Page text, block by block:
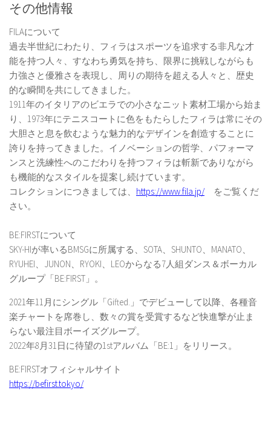
その他情報
FILAについて
過去半世紀にわたり、フィラはスポーツを追求する非凡な才
能を持つ人々、すなわち勇気を持ち、限界に挑戦しながらも
力強さと優雅さを表現し、周りの期待を超える人々と、歴史
的な瞬間を共にしてきました。
1911年のイタリアのビエラでの小さなニット素材工場から始ま
り、1973年にテニスコートに色をもたらしたフィラは常にその
大胆さと息を飲むような魅力的なデザインを創造することに
誇りを持ってきました。イノベーションの哲学、パフォーマ
ンスと洗練性へのこだわりを持つフィラは斬新でありながら
も機能的なスタイルを提案し続けています。
コレクションにつきましては、 https://www.fila.jp/をご覧くだ
さい。
BE:FIRSTについて
SKY-HIが率いるBMSGに所属する、SOTA、SHUNTO、MANATO、
RYUHEI、JUNON、RYOKI、LEOからなる7人組ダンス＆ボーカル
グループ「BE:FIRST」。
2021年11月にシングル「Gifted.」でデビューして以降、各種音
楽チャートを席巻し、数々の賞を受賞するなど快進撃が止ま
らない最注目ボーイズグループ。
2022年8月31日に待望の1stアルバム「BE:1」をリリース。
BE:FIRSTオフィシャルサイト
https://befirst.tokyo/